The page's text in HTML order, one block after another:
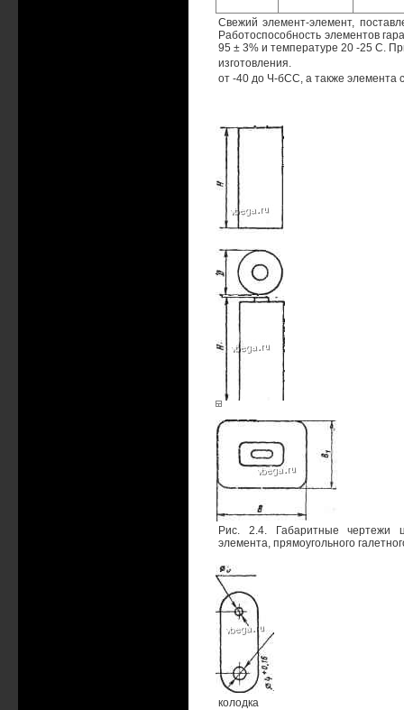
Свежий элемент-элемент,
Работоспособность элементов
95 ± 3% и температуре 20 -25 С.
изготовления.
от -40 до Ч-бСС, а также элемента
Рис. 2.4. Габаритные чертежи
элемента, прямоугольного
колодка